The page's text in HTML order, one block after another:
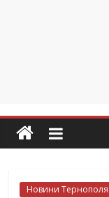
Новини Тернополя